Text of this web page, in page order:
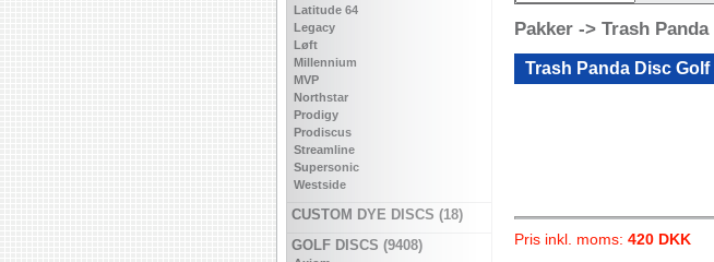
Latitude 64
Legacy
Løft
Millennium
MVP
Northstar
Prodigy
Prodiscus
Streamline
Supersonic
Westside
CUSTOM DYE DISCS (18)
GOLF DISCS (9408)
Pakker -> Trash Panda
Trash Panda Disc Golf
Pris inkl. moms: 420 DKK